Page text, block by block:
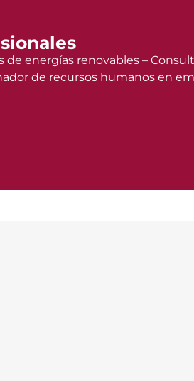
de energías renovables –
de recursos humanos en